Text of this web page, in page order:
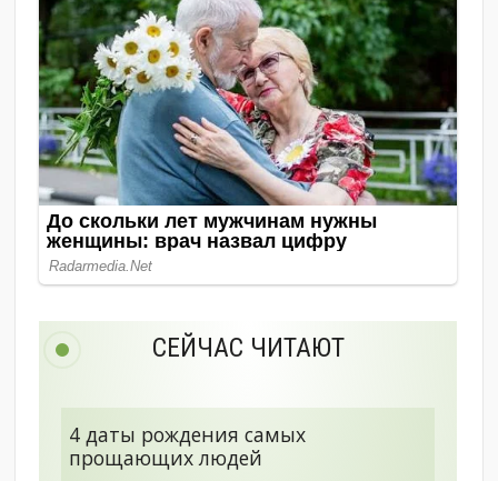
СЕЙЧАС ЧИТАЮТ
4 даты рождения самых
прощающих людей